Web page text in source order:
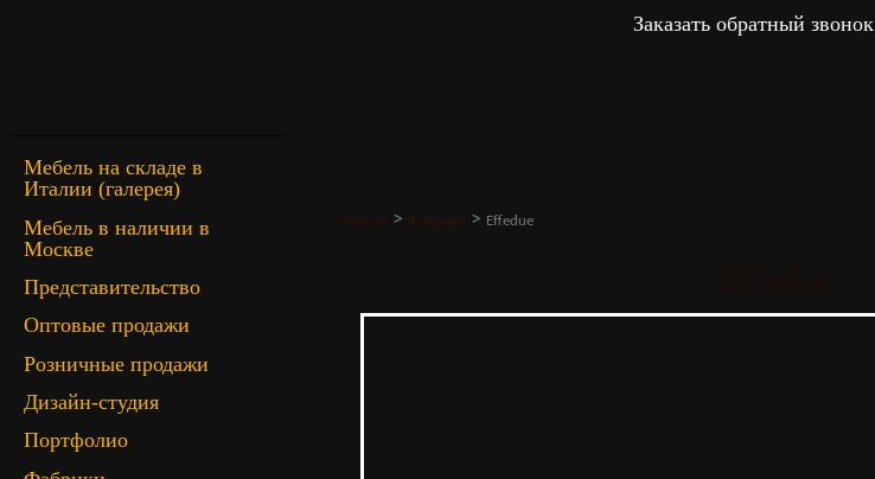
Заказать обратный звонок
Мебель на складе в
Италии (галерея)
Мебель в наличии в
Москве
Представительство
Оптовые продажи
Розничные продажи
Дизайн-студия
Портфолио
Главная > Фабрики > Effedue